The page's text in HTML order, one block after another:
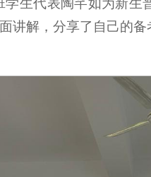
生代表陶芊如为新
讲解，分享了自己的